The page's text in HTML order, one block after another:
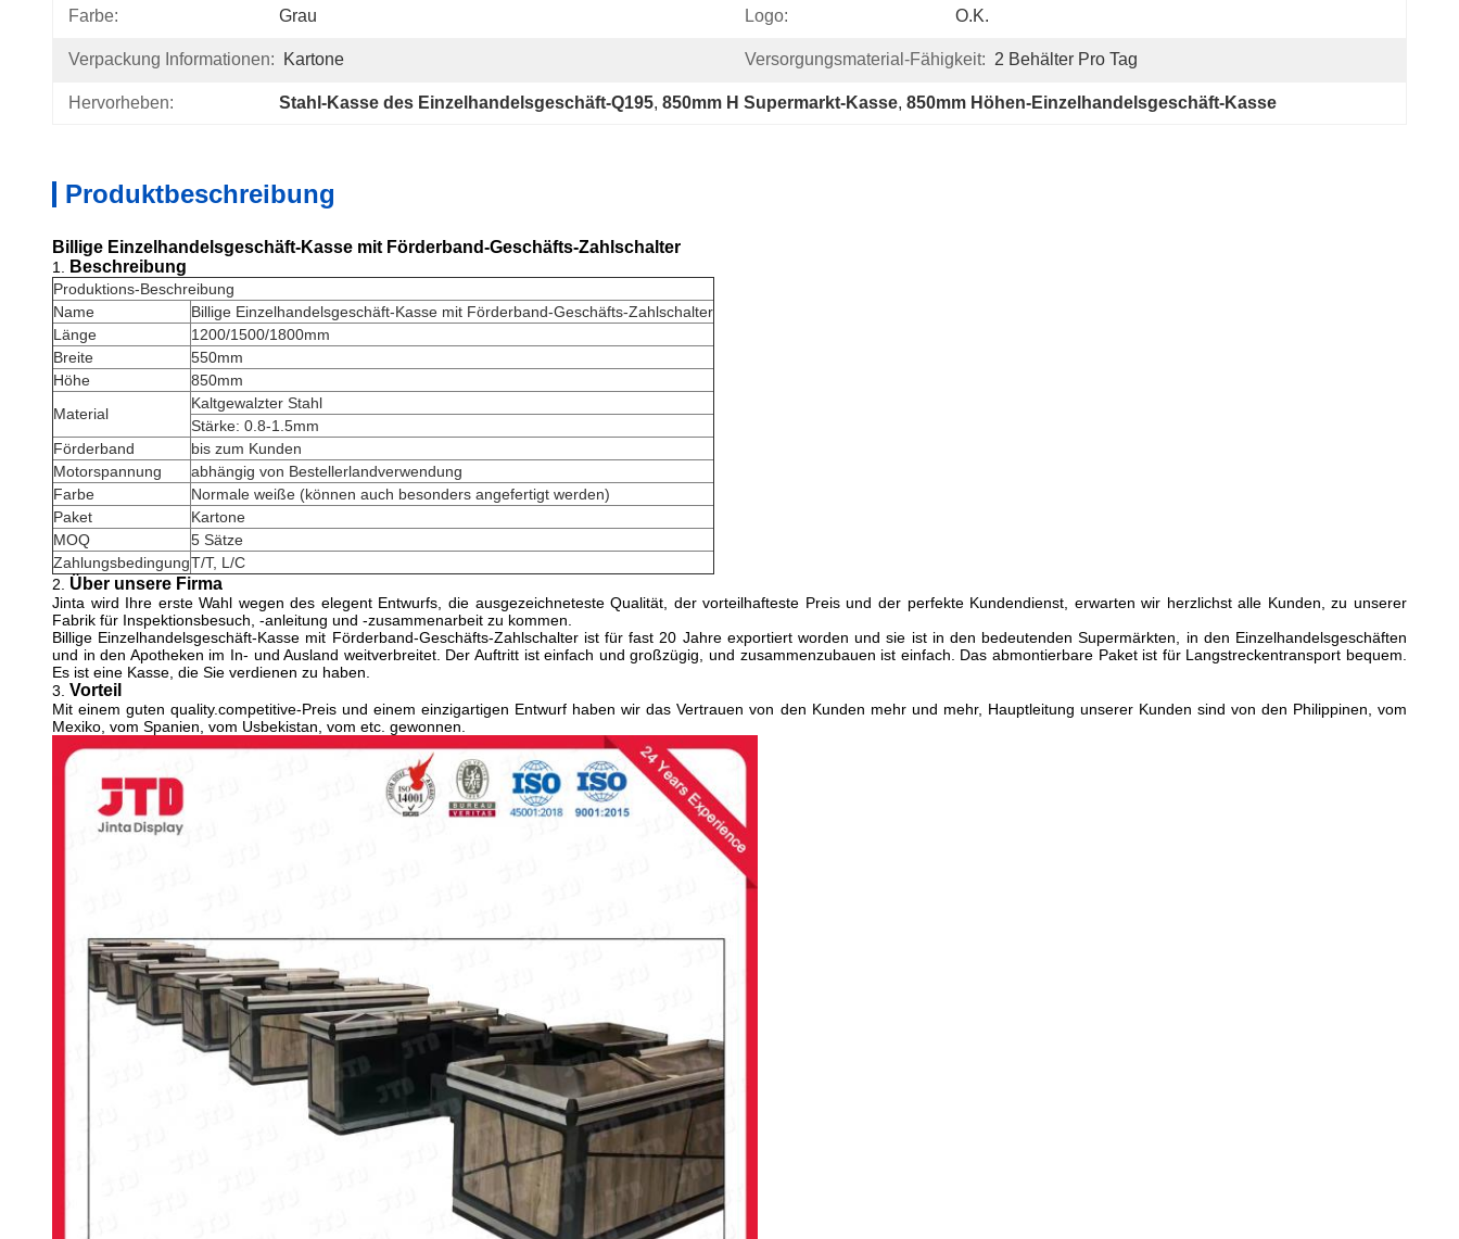
Farbe: Grau Logo: O.K.
Verpackung Informationen: Kartone Versorgungsmaterial-Fähigkeit: 2 Behälter Pro Tag
Hervorheben: Stahl-Kasse des Einzelhandelsgeschäft-Q195, 850mm H Supermarkt-Kasse, 850mm Höhen-Einzelhandelsgeschäft-Kasse
Produktbeschreibung
Billige Einzelhandelsgeschäft-Kasse mit Förderband-Geschäfts-Zahlschalter
1. Beschreibung
Produktions-Beschreibung
Name
Billige Einzelhandelsgeschäft-Kasse mit Förderband-Geschäfts-Zahlschalter
Länge
1200/1500/1800mm
Breite
550mm
Höhe
850mm
Material
Kaltgewalzter Stahl
Stärke: 0.8-1.5mm
Förderband
bis zum Kunden
Motorspannung
abhängig von Bestellerlandverwendung
Farbe
Normale weiße (können auch besonders angefertigt werden)
Paket
Kartone
MOQ
5 Sätze
ZahlungsbedingungT/T, L/C
2. Über unsere Firma
Jinta wird Ihre erste Wahl wegen des elegent Entwurfs, die ausgezeichneteste Qualität, der vorteilhafteste Preis und der perfekte Kundendienst, erwarten wir herzlichst alle Kunden, zu unserer
Fabrik für Inspektionsbesuch, -anleitung und -zusammenarbeit zu kommen.
Billige Einzelhandelsgeschäft-Kasse mit Förderband-Geschäfts-Zahlschalter ist für fast 20 Jahre exportiert worden und sie ist in den bedeutenden Supermärkten, in den Einzelhandelsgeschäften
und in den Apotheken im In- und Ausland weitverbreitet. Der Auftritt ist einfach und großzügig, und zusammenzubauen ist einfach. Das abmontierbare Paket ist für Langstreckentransport bequem.
Es ist eine Kasse, die Sie verdienen zu haben.
3. Vorteil
Mit einem guten quality.competitive-Preis und einem einzigartigen Entwurf haben wir das Vertrauen von den Kunden mehr und mehr, Hauptleitung unserer Kunden sind von den Philippinen, vom
Mexiko, vom Spanien, vom Usbekistan, vom etc. gewonnen.